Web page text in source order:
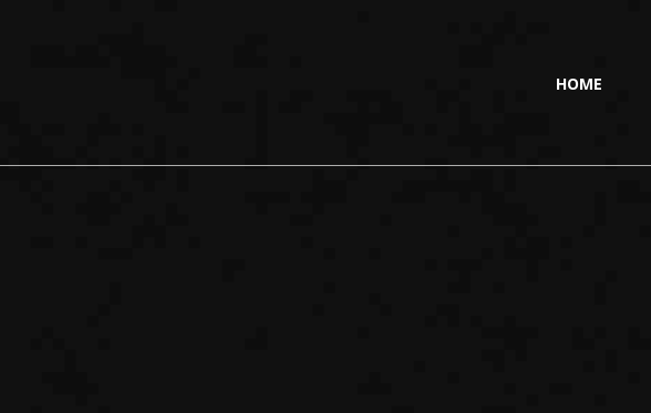
HOME